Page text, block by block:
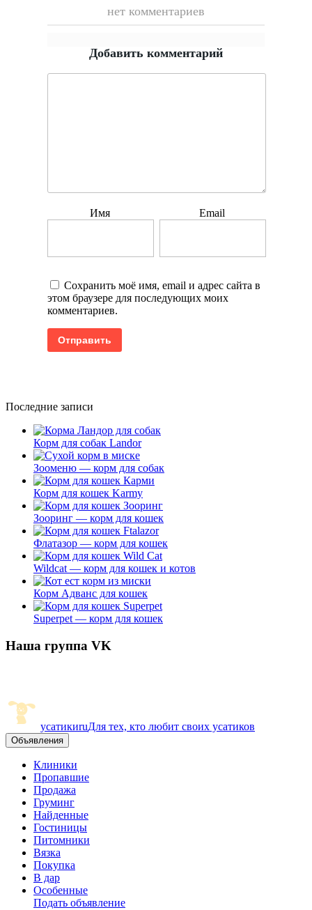
нет комментариев
Добавить комментарий
Имя Email
Сохранить моё имя, email и адрес сайта в
этом браузере для последующих моих
комментариев.
Последние записи
Корм для собак Landor
Зооменю — корм для собак
Корм для кошек Karmy
Зооринг — корм для кошек
Флатазор — корм для кошек
Wildcat — корм для кошек и котов
Корм Адванс для кошек
Superpet — корм для кошек
Наша группа VK
усатикиruДля тех, кто любит своих усатиков
Объявления
Клиники
Пропавшие
Продажа
Груминг
Найденные
Гостиницы
Питомники
Вязка
Покупка
В дар
Особенные
Подать объявление